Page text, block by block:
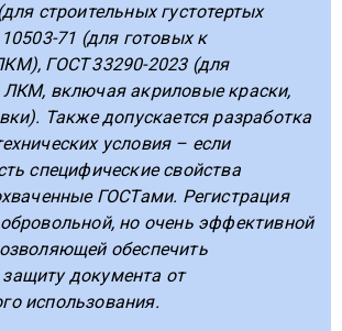
строительных густотертых
71 (для готовых к
ГОСТ 33290-2023 (для
ЛКМ, включая акриловые краски,
Также допускается разработка
условия – если
специфические свойства
ГОСТами. Регистрация
но очень эффективной
обеспечить
документа от
использования.